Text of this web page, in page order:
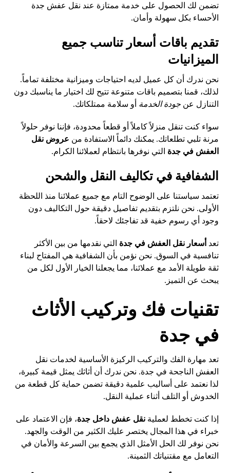
تضمن لك الحصول على خدمة ممتازة عند نقل عفش جدة
الأحساء بكل سهولة وأمان.
تقديم باقات أسعار تناسب جميع
الميزانيات
نحن ندرك أن كل عميل لديه احتياجات وميزانية مختلفة تماماً.
لذلك، قمنا بتصميم باقات متنوعة تتيح لك اختيار ما يناسبك دون
التنازل عنجودة الخدمة أو سلامة ممتلكاتك.
سواء كنت تنقل منزلاً كاملاً أو قطعاً محدودة، فإننا نوفر حلولاً
مرنة تلبي تطلعاتك. يمكنك دائماً الاستفادة من عروض نقل
العفش في جدة التي نوفرها بانتظام لعملائنا الكرام.
الشفافية في تكاليف النقل والشحن
تعتمد سياستنا على الوضوح التام مع جميع عملائنا منذ اللحظة
الأولى. نحن نلتزم بتقديم تفاصيل دقيقة حول التكاليف دون
وجود أي رسوم خفية قد تفاجئك لاحقاً.
تعد أسعار نقل العفش في جدة التي نقدمها من بين الأكثر
تنافسية في السوق. نحن نؤمن بأن الشفافية هي المفتاح لبناء
ثقة طويلة الأمد مع عملائنا، مما يجعلنا الخيار الأول لكل من
يبحث عن التميز.
تقنيات فك وتركيب الأثاث
في جدة
تعد مهارة الفك والتركيب الركيزة الأساسية لخدمات نقل
العفش الناجحة في جدة. نحن ندرك أن أثاثك يمثل قيمة كبيرة،
لذا نعتمد على أساليب علمية دقيقة تضمن حماية كل قطعة من
الخدوش أو التلف أثناء عملية النقل.
إذا كنت تخطط لعمليةنقل عفش داخل جدة، فإن الاعتماد على
خبراء في هذا المجال يختصر عليك الكثير من الوقت والجهد.
نحن نوفر لك الحل الأمثل الذي يجمع بين السرعة والأمان في
التعامل مع مقتنياتك الثمينة.